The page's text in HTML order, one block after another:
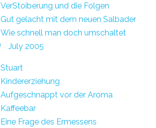
VerStoiberung und die Folgen
Gut gelacht mit dem neuen Salbader
Wie schnell man doch umschaltet
July 2005
Stuart
Kindererziehung
Aufgeschnappt vor der Aroma
Kaffeebar
Eine Frage des Ermessens